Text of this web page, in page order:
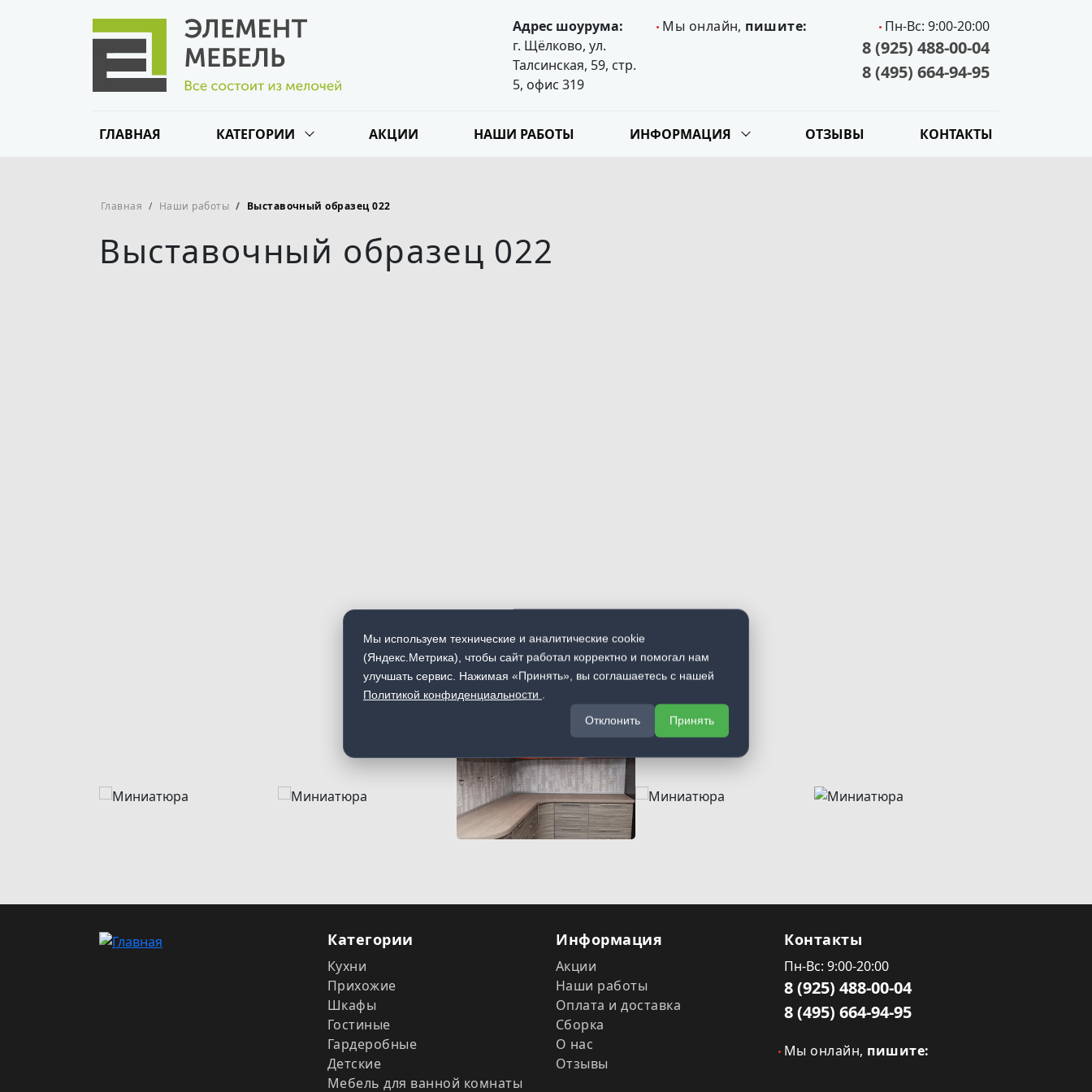
Адрес шоурума:
г. Щёлково, ул.
Талсинская, 59, стр.
5, офис 319
Мы онлайн, пишите: Пн-Вс: 9:00-20:00
8 (925) 488-00-04
8 (495) 664-94-95
Основная навигация
ГЛАВНАЯ КАТЕГОРИИ АКЦИИ НАШИ РАБОТЫ ИНФОРМАЦИЯ ОТЗЫВЫ КОНТАКТЫ
Строка навигации
Главная Наши работы Выставочный образец 022
Выставочный образец 022
Мы используем технические и аналитические cookie
(Яндекс.Метрика), чтобы сайт работал корректно и помогал нам
улучшать сервис. Нажимая «Принять», вы соглашаетесь с нашей
Политикой конфиденциальности
Отклонить
Принять
Категории
Кухни
Прихожие
Шкафы
Гостиные
Гардеробные
Детские
Мебель для ванной комнаты
Информация
Акции
Наши работы
Оплата и доставка
Сборка
О нас
Отзывы
Контакты
Пн-Вс: 9:00-20:00
8 (925) 488-00-04
8 (495) 664-94-95
Мы онлайн, пишите: